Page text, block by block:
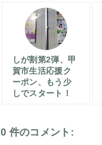
しが割第2弾、甲
賀市生活応援ク
ーポン、もう少
しでスタート！
0 件のコメント: